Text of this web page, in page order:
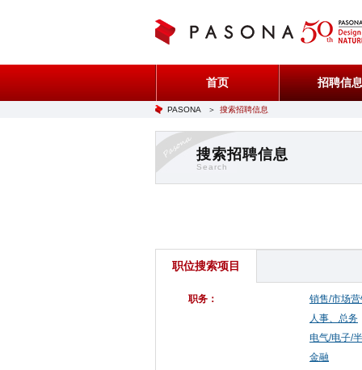
首页 招聘信息
PASONA ＞ 搜索招聘信息
搜索招聘信息
Search
职位搜索项目
职务：
销售/市场
人事、总务
电气/电子/
金融